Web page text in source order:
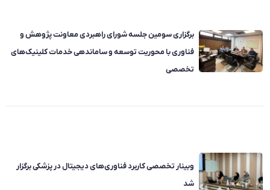
برگزاری سومین جلسه شورای راهبردی معاونت پژوهش و
فناوری با محوریت توسعه و ساماندهی خدمات کلینیک‌های
تخصصی
وبینار تخصصی کاربرد فناوری‌های دیجیتال در پزشکی برگزار
شد